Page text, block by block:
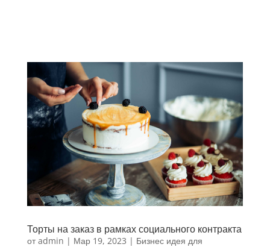
Торты на заказ в рамках социального контракта
отadmin | Мар 19, 2023 | Бизнес идея для